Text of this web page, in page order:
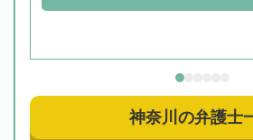
神奈川の弁護士